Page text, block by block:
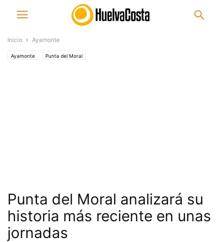
Inicio Ayamonte
Ayamonte Punta del Moral
Punta del Moral analizará su
historia más reciente en unas
jornadas